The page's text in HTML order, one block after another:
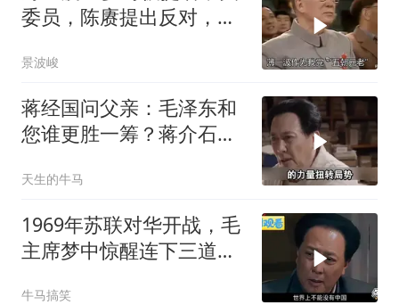
委员，陈赓提出反对，毛
景波峻
蒋经国问父亲：毛泽东和
您谁更胜一筹？蒋介石给
天生的牛马
1969年苏联对华开战，毛
主席梦中惊醒连下三道指
牛马搞笑